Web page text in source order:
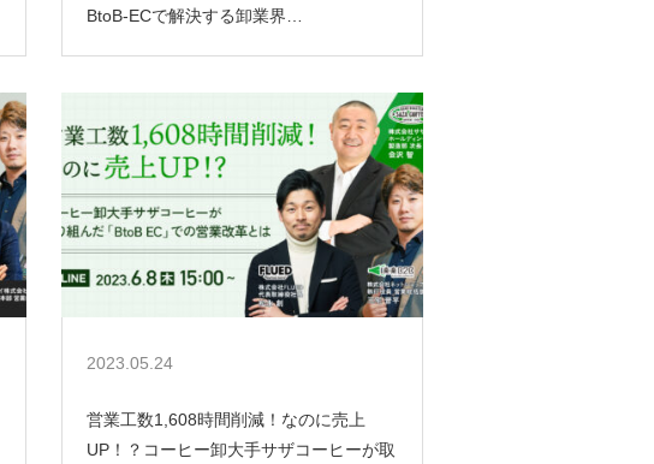
BtoB-ECで解決する卸業界…
2023.05.24
営業工数1,608時間削減！なのに売上
UP！？コーヒー卸大手サザコーヒーが取